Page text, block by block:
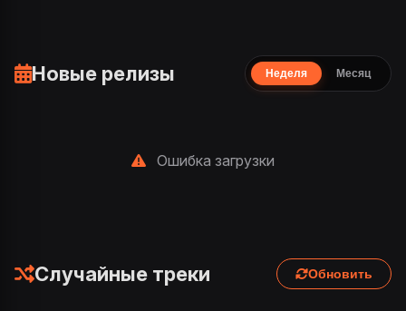
Новые релизы Неделя Месяц
Ошибка загрузки
Случайные треки Обновить